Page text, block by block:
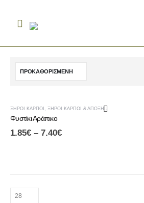
ΞΗΡΟΊ ΚΑΡΠΟΊ , ΞΗΡΟΊ ΚΑΡΠΟΊ & ΑΠΟΞΗΡΑΜΈΝΑ ΦΡΟΎΤΑ
Φυστίκι Αράπικο
1.85€ – 7.40€